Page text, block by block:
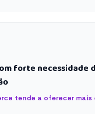
forte necessidade
tende a oferecer mais